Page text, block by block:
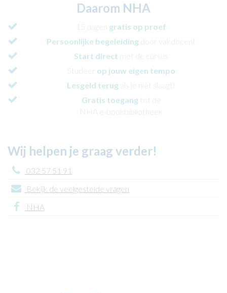
Daarom NHA
15 dagen
gratis op proef
Persoonlijke begeleiding door vakdocent
Start direct met de cursus
Studeer op jouw eigen tempo
Lesgeld terug als je niet slaagt!
Gratis toegangtot de
NHA e-bookbibliotheek
Wij helpen je graag verder!
032 57 51 91
Bekijk de veelgestelde vragen
NHA